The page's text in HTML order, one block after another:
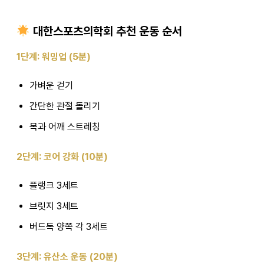
대한스포츠의학회 추천 운동 순서
1단계: 워밍업 (5분)
가벼운 걷기
간단한 관절 돌리기
목과 어깨 스트레칭
2단계: 코어 강화 (10분)
플랭크 3세트
브릿지 3세트
버드독 양쪽 각 3세트
3단계: 유산소 운동 (20분)